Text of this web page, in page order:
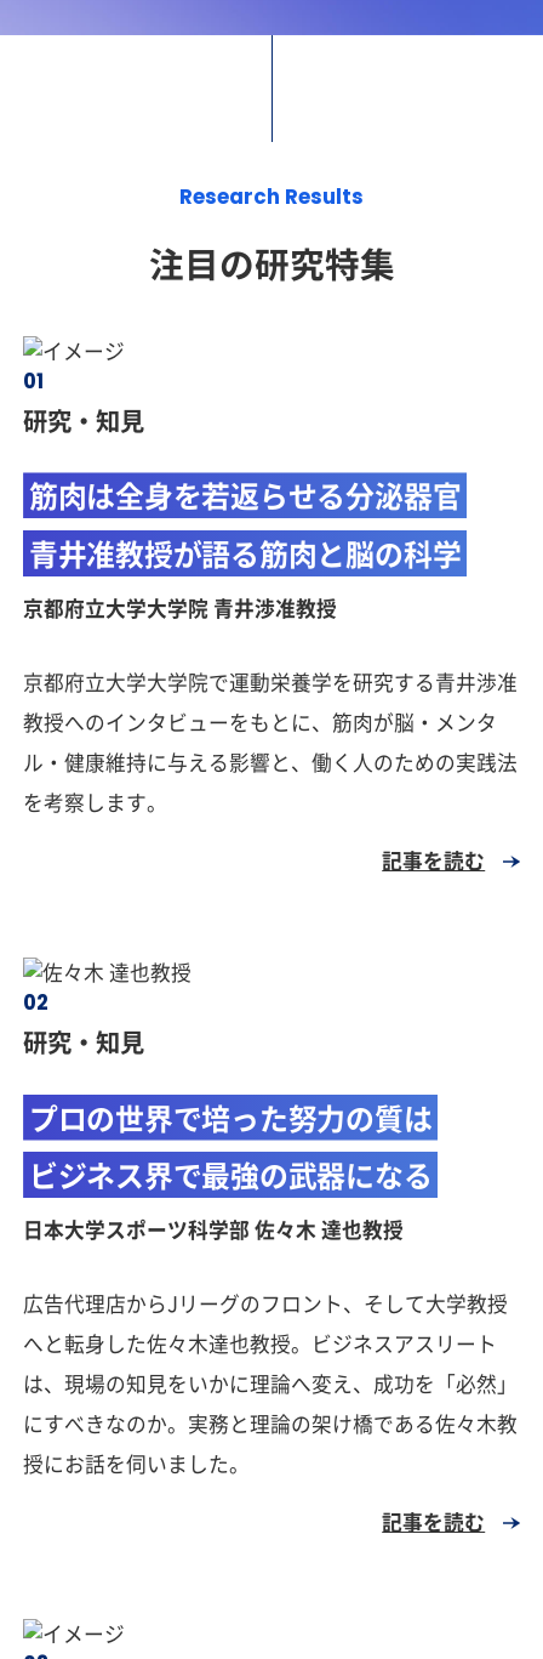
注目の研究特集
研究・知見
筋肉は全身を若返らせる分泌器官
青井准教授が語る筋肉と脳の科学
京都府立大学大学院 青井渉准教授
京都府立大学大学院で運動栄養学を研究する青井渉准
教授へのインタビューをもとに、筋肉が脳・メンタ
ル・健康維持に与える影響と、働く人のための実践法
を考察します。
記事を読む
研究・知見
プロの世界で培った努力の質は
ビジネス界で最強の武器になる
日本大学スポーツ科学部 佐々木 達也教授
広告代理店からJリーグのフロント、そして大学教授
へと転身した佐々木達也教授。ビジネスアスリート
は、現場の知見をいかに理論へ変え、成功を「必然」
にすべきなのか。実務と理論の架け橋である佐々木教
授にお話を伺いました。
記事を読む